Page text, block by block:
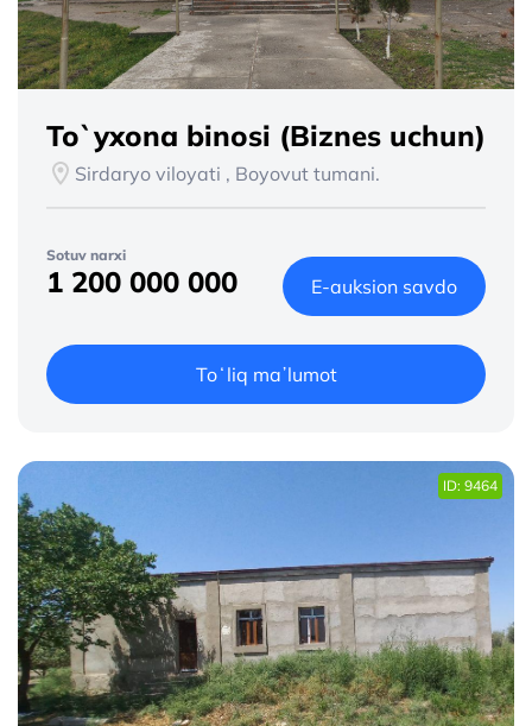
To`yxona binosi (Biznes uchun)
Sirdaryo viloyati , Boyovut tumani.
Sotuv narxi
1 200 000 000 E-auksion savdo
Toʻliq maʼlumot
ID: 9464